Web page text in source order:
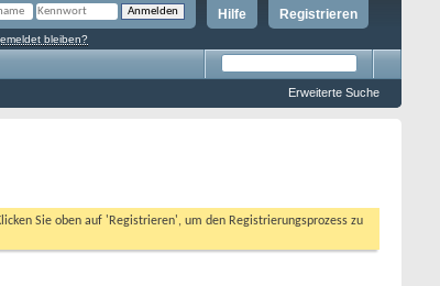
Registrieren
Hilfe
bleiben?
Erweiterte Suche
Sie oben auf 'Registrieren', um den Registrierungsprozess zu